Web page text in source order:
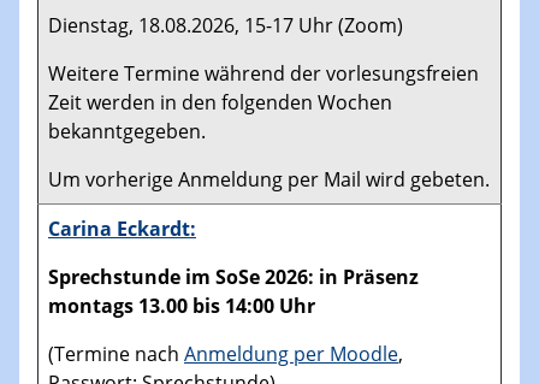
Dienstag, 18.08.2026, 15-17 Uhr (Zoom)
Weitere Termine während der vorlesungsfreien
Zeit werden in den folgenden Wochen
bekanntgegeben.
Um vorherige Anmeldung per Mail wird gebeten.
Carina Eckardt:
Sprechstunde im SoSe 2026: in Präsenz
montags 13.00 bis 14:00 Uhr
(Termine nach Anmeldung per Moodle,